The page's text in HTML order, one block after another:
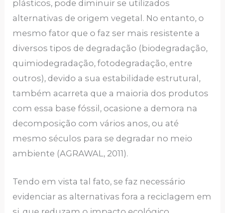
plásticos, pode diminuir se utilizados
alternativas de origem vegetal. No entanto, o
mesmo fator que o faz ser mais resistente a
diversos tipos de degradação (biodegradação,
quimiodegradação, fotodegradação, entre
outros), devido a sua estabilidade estrutural,
também acarreta que a maioria dos produtos
com essa base fóssil, ocasione a demora na
decomposição com vários anos, ou até
mesmo séculos para se degradar no meio
ambiente (AGRAWAL, 2011).
Tendo em vista tal fato, se faz necessário
evidenciar as alternativas fora a reciclagem em